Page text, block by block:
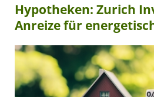
Hypotheken: Zurich
Anreize für